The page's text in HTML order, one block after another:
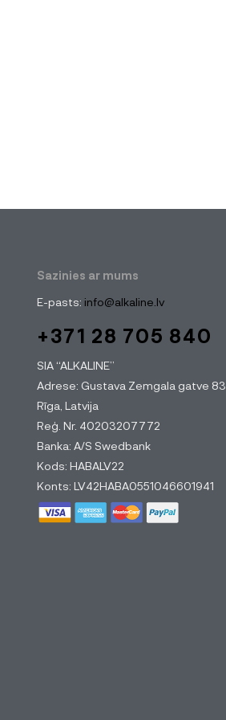
Sazinies ar mums
E-pasts: info@alkaline.lv
+371 28 705 840
SIA “ALKALINE”
Adrese: Gustava Zemgala gatve 83,
Rīga, Latvija
Reģ. Nr. 40203207772
Banka: A/S Swedbank
Kods: HABALV22
Konts: LV42HABA0551046601941